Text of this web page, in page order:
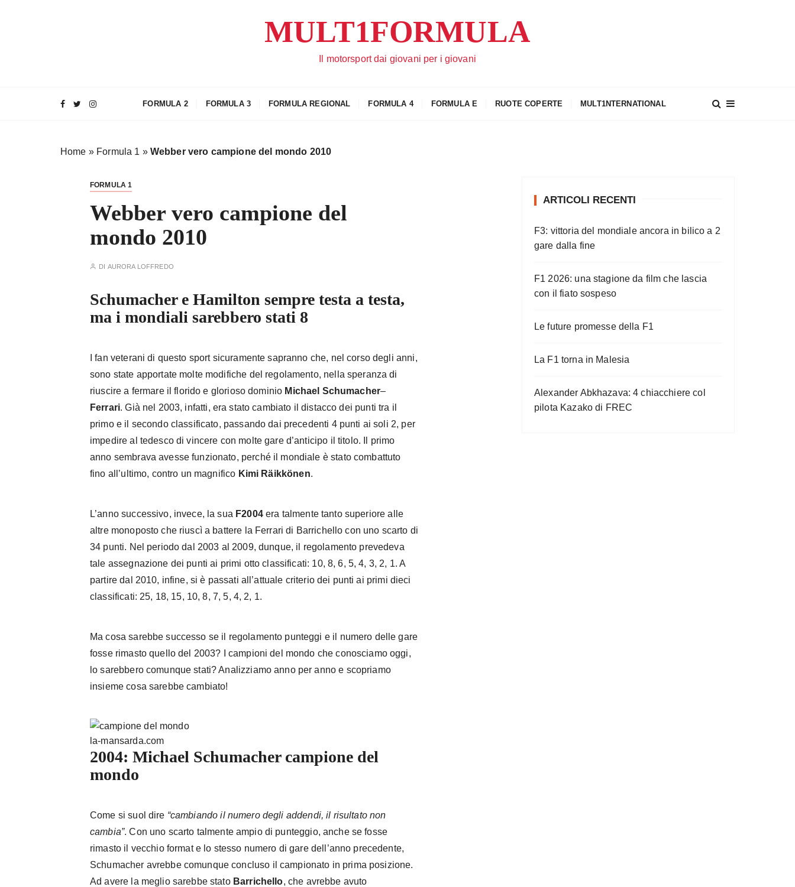
MULT1FORMULA
Il motorsport dai giovani per i giovani
FORMULA 2 FORMULA 3 FORMULA REGIONAL FORMULA 4 FORMULA E RUOTE COPERTE MULT1NTERNATIONAL
Home » Formula 1 » Webber vero campione del mondo 2010
FORMULA 1
Webber vero campione del
mondo 2010
DI AURORA LOFFREDO
Schumacher e Hamilton sempre testa a testa,
ma i mondiali sarebbero stati 8
I fan veterani di questo sport sicuramente sapranno che, nel corso degli anni,
sono state apportate molte modifiche del regolamento, nella speranza di
riuscire a fermare il florido e glorioso dominio Michael Schumacher–
Ferrari. Già nel 2003, infatti, era stato cambiato il distacco dei punti tra il
primo e il secondo classificato, passando dai precedenti 4 punti ai soli 2, per
impedire al tedesco di vincere con molte gare d’anticipo il titolo. Il primo
anno sembrava avesse funzionato, perché il mondiale è stato combattuto
fino all’ultimo, contro un magnifico Kimi Räikkönen.
L’anno successivo, invece, la sua F2004era talmente tanto superiore alle
altre monoposto che riuscì a battere la Ferrari di Barrichello con uno scarto di
34 punti. Nel periodo dal 2003 al 2009, dunque, il regolamento prevedeva
tale assegnazione dei punti ai primi otto classificati: 10, 8, 6, 5, 4, 3, 2, 1. A
partire dal 2010, infine, si è passati all’attuale criterio dei punti ai primi dieci
classificati: 25, 18, 15, 10, 8, 7, 5, 4, 2, 1.
Ma cosa sarebbe successo se il regolamento punteggi e il numero delle gare
fosse rimasto quello del 2003? I campioni del mondo che conosciamo oggi,
lo sarebbero comunque stati? Analizziamo anno per anno e scopriamo
insieme cosa sarebbe cambiato!
la-mansarda.com
2004: Michael Schumacher campione del
mondo
Come si suol dire “cambiando il numero degli addendi, il risultato non
cambia”. Con uno scarto talmente ampio di punteggio, anche se fosse
rimasto il vecchio format e lo stesso numero di gare dell’anno precedente,
Schumacher avrebbe comunque concluso il campionato in prima posizione.
Ad avere la meglio sarebbe stato Barrichello, che avrebbe avuto
ARTICOLI RECENTI
F3: vittoria del mondiale ancora in bilico a 2
gare dalla fine
F1 2026: una stagione da film che lascia
con il fiato sospeso
Le future promesse della F1
La F1 torna in Malesia
Alexander Abkhazava: 4 chiacchiere col
pilota Kazako di FREC